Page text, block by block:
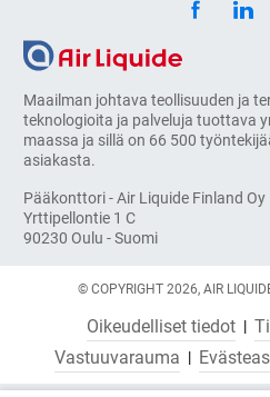
Maailman johtava teollisuuden ja
teknologioita ja palveluja tuottava
maassa ja sillä on 66 500
asiakasta.
Pääkonttori - Air Liquide Finland Oy
Yrttipellontie 1 C
90230 Oulu - Suomi
© COPYRIGHT 2026, AIR
Oikeudelliset tiedot
Vastuuvarauma